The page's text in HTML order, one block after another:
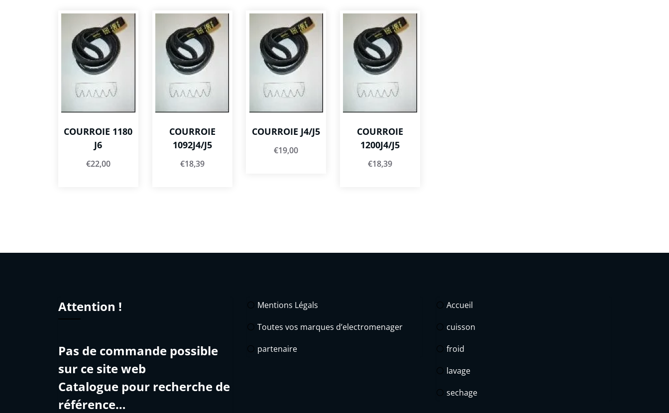
COURROIE 1180
J6
€22,00
COURROIE
1092J4/J5
€18,39
COURROIE J4/J5
€19,00
COURROIE
1200J4/J5
€18,39
Attention !
Pas de commande possible
sur ce site web
Catalogue pour recherche de
référence…
Mentions Légals
Toutes vos marques d’electromenager
partenaire
Accueil
cuisson
froid
lavage
sechage